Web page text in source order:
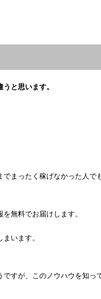
と思います。
まったく稼げなかった人で
無料でお届けします。
います。
すが、このノウハウを知っ